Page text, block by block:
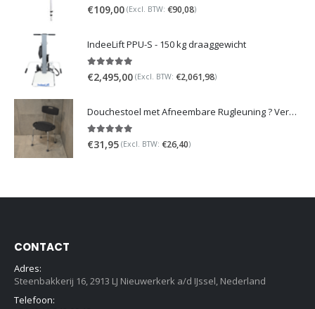
5.00out of 5
€109,00 (Excl. BTW: €90,08)
IndeeLift PPU-S - 150 kg draaggewicht
5.00out of 5
€2,495,00 (Excl. BTW: €2,061,98)
Douchestoel met Afneembare Rugleuning ? Verstelbaar Douchekrukje ? Grijs
5.00out of 5
€31,95 (Excl. BTW: €26,40)
CONTACT
Adres:
Steenbakkerij 16, 2913 LJ Nieuwerkerk a/d IJssel, Nederland
Telefoon: